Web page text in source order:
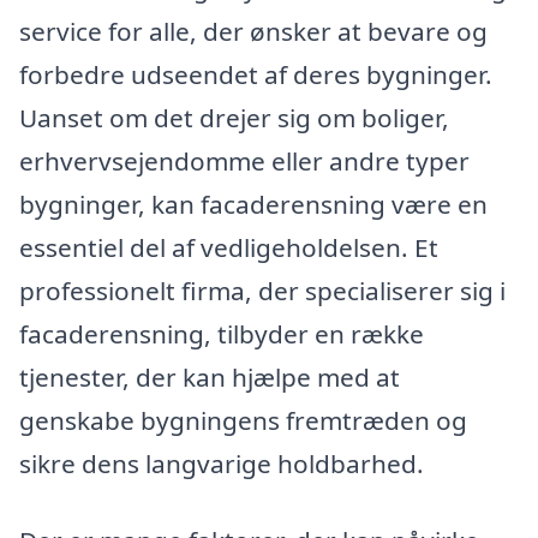
service for alle, der ønsker at bevare og
forbedre udseendet af deres bygninger.
Uanset om det drejer sig om boliger,
erhvervsejendomme eller andre typer
bygninger, kan facaderensning være en
essentiel del af vedligeholdelsen. Et
professionelt firma, der specialiserer sig i
facaderensning, tilbyder en række
tjenester, der kan hjælpe med at
genskabe bygningens fremtræden og
sikre dens langvarige holdbarhed.